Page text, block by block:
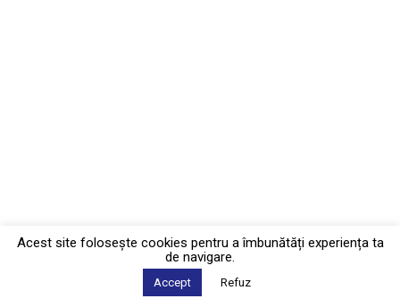
Acest site foloseşte cookies pentru a îmbunătăți experiența ta
de navigare.
Accept Refuz